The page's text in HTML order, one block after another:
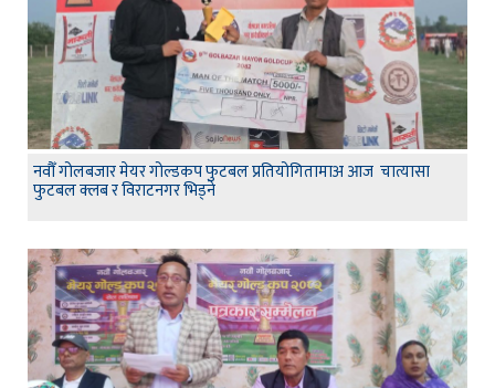
नवौँ गोलबजार मेयर गोल्डकप फुटबल प्रतियोगितामाअ आज चात्यासा
फुटबल क्लब र विराटनगर भिड्ने